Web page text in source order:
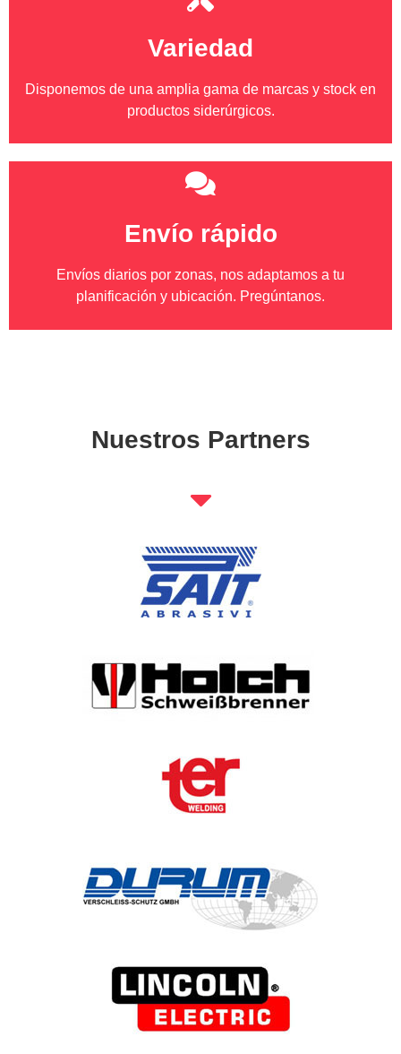
Variedad
Disponemos de una amplia gama de marcas y stock en
productos siderúrgicos.
Envío rápido
Envíos diarios por zonas, nos adaptamos a tu
planificación y ubicación. Pregúntanos.
Nuestros Partners